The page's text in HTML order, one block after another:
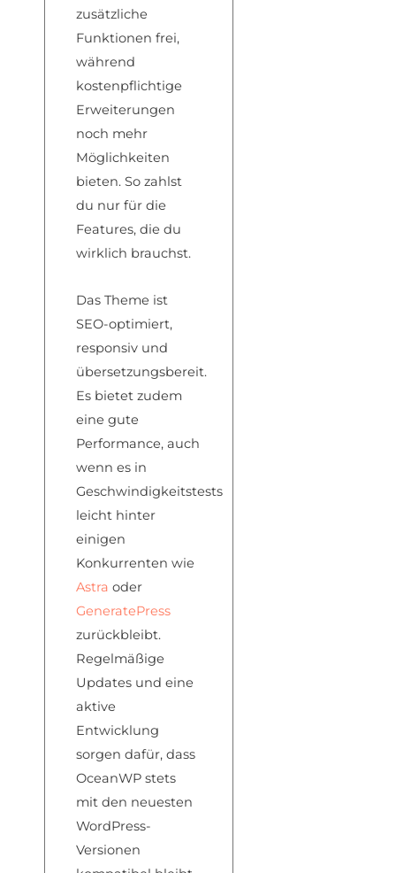
zusätzliche
Funktionen frei,
während
kostenpflichtige
Erweiterungen
noch mehr
Möglichkeiten
bieten. So zahlst
du nur für die
Features, die du
wirklich brauchst.
Das Theme ist
SEO-optimiert,
responsiv und
übersetzungsbereit.
Es bietet zudem
eine gute
Performance, auch
wenn es in
Geschwindigkeitstests
leicht hinter
einigen
Konkurrenten wie
Astra oder
GeneratePress
zurückbleibt.
Regelmäßige
Updates und eine
aktive
Entwicklung
sorgen dafür, dass
OceanWP stets
mit den neuesten
WordPress-
Versionen